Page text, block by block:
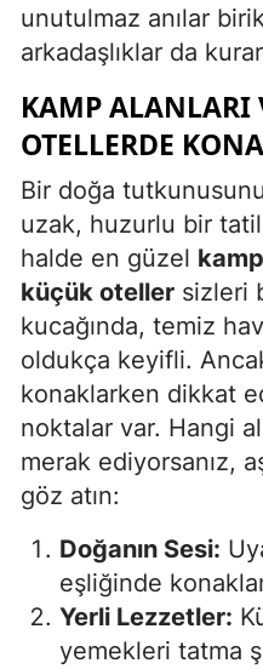
unutulmaz anılar
arkadaşlıklar da
KAMP ALANLARI
OTELLERDE
Bir doğa
uzak, huzurlu bir tatil
halde en güzel
küçük oteller sizleri
kucağında, temiz
oldukça keyifli.
konaklarken dikkat
noktalar var. Hangi
merak ediyorsanız,
göz atın:
Doğanın Sesi:
eşliğinde
Yerli Lezzetler:
yemekleri tatma